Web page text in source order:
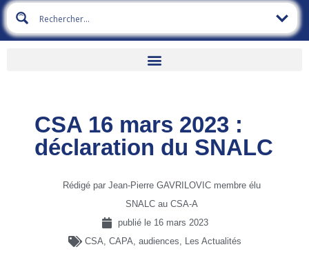
CSA 16 mars 2023 :
déclaration du SNALC
Rédigé par Jean-Pierre GAVRILOVIC membre élu
SNALC au CSA-A
publié le 16 mars 2023
CSA, CAPA, audiences, Les Actualités